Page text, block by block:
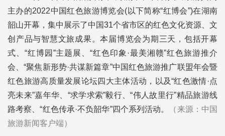
主办的2022中国红色旅游博览会(以下简称“红博会”)在湖南
韶山开幕，集中展示了中国31个省市区的红色文化资源、文
创产品与智慧文旅成果。本届博览会为期三天，包括开幕
式、“红博园”主题展、“红色印象·最美湘赣”红色旅游推介
会、“聚焦新形势·共谋新篇章”中国红色旅游推广联盟年会暨
红色旅游高质量发展论坛四大主体活动，以及“红色激情·点
亮未来”嘉年华、“求学求索”毅行、“伟人故里行”精品旅游线
路考察、“红色传承·不负韶华”四个系列活动。
（来源：中国
旅游新闻客户端）